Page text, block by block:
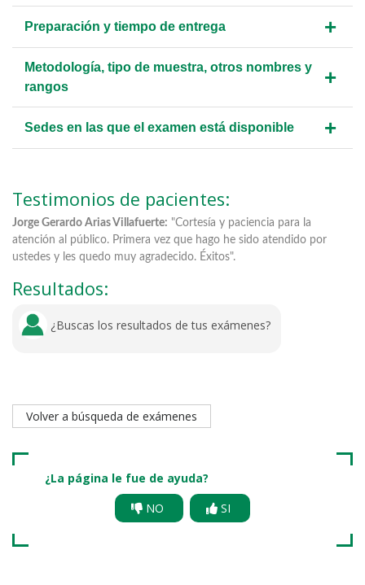
Preparación y tiempo de entrega +
Metodología, tipo de muestra, otros nombres y
rangos
+
Sedes en las que el examen está disponible +
Testimonios de pacientes:
Jorge Gerardo Arias Villafuerte: "Cortesía y paciencia para la
atención al público. Primera vez que hago he sido atendido por
ustedes y les quedo muy agradecido. Éxitos".
Resultados:
¿Buscas los resultados de tus exámenes?
Volver a búsqueda de exámenes
¿La página le fue de ayuda?
NO
SI